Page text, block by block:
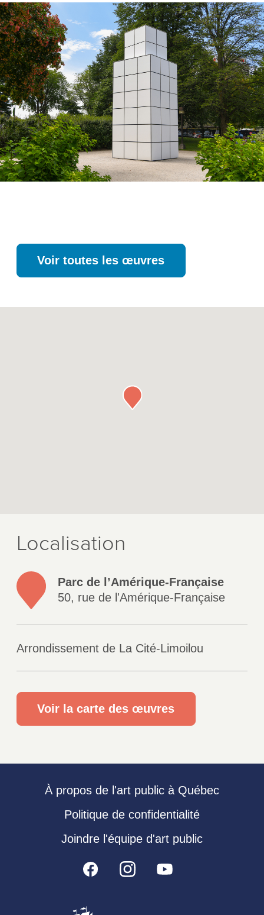
Voir toutes les œuvres
Localisation
Parc de l’Amérique-Française
50, rue de l'Amérique-Française
Arrondissement de La Cité-Limoilou
Voir la carte des œuvres
À propos de l'art public à Québec
Politique de confidentialité
Joindre l'équipe d'art public